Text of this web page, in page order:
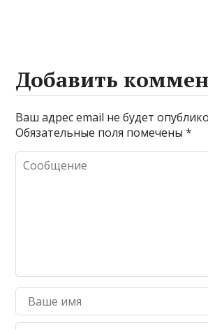
Добавить
Ваш адрес email не будет
Обязательные поля помечены*